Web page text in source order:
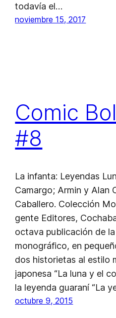
todavía el…
noviembre 15, 2017
Comic
#8
La infanta: Leyendas
Camargo; Armin y Alan
Caballero. Colección
gente Editores,
octava publicación de
monográfico, en
dos historietas al estilo
japonesa “La luna y el
la leyenda guaraní “La
octubre 9, 2015